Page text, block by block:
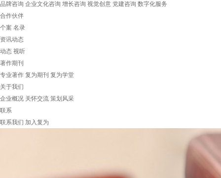
品牌咨询 企业文化咨询 增长咨询 视觉创意 党建咨询 数字化服务
合作伙伴
个案 名录
资讯动态
动态 视听
著作期刊
专业著作 复为期刊 复为学堂
关于我们
企业概况 关怀交流 策划风采
联系
联系我们 加入复为